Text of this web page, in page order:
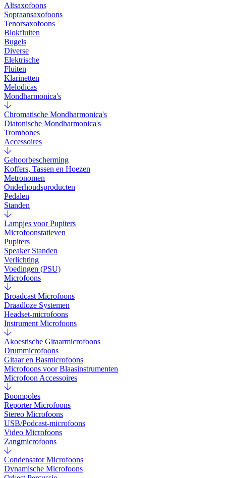
Altsaxofoons
Sopraansaxofoons
Tenorsaxofoons
Blokfluiten
Bugels
Diverse
Elektrische
Fluiten
Klarinetten
Melodicas
Mondharmonica's
Chromatische Mondharmonica's
Diatonische Mondharmonica's
Trombones
Accessoires
Gehoorbescherming
Koffers, Tassen en Hoezen
Metronomen
Onderhoudsproducten
Pedalen
Standen
Lampjes voor Pupiters
Microfoonstatieven
Pupiters
Speaker Standen
Verlichting
Voedingen (PSU)
Microfoons
Broadcast Microfoons
Draadloze Systemen
Headset-microfoons
Instrument Microfoons
Akoestische Gitaarmicrofoons
Drummicrofoons
Gitaar en Basmicrofoons
Microfoons voor Blaasinstrumenten
Microfoon Accessoires
Boompoles
Reporter Microfoons
Stereo Microfoons
USB/Podcast-microfoons
Video Microfoons
Zangmicrofoons
Condensator Microfoons
Dynamische Microfoons